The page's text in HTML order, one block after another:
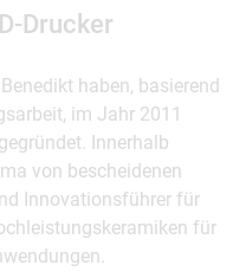
Drucker
haben, basierend
im Jahr 2011
Innerhalb
von bescheidenen
Innovationsführer für
für